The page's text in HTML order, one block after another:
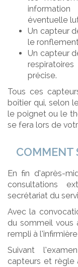
éventuelle
Un capteur
le
Un capteur
précise.
Tous ces
boîtier qui, selon
le poignet ou le
se fera lors de
COMMENT
En fin d’après-
consultations
secrétariat du
Avec la
du sommeil vous
rempli à
Suivant
capteurs et règle